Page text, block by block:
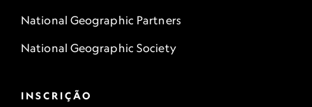
National Geographic Partners
National Geographic Society
INSCRIÇÃO